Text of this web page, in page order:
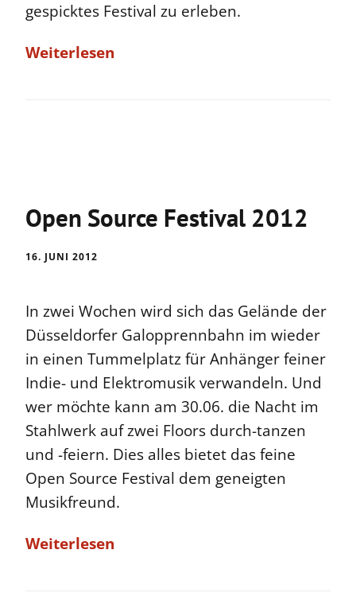
gespicktes Festival zu erleben.
Weiterlesen
Open Source Festival 2012
16. JUNI 2012
In zwei Wochen wird sich das Gelände der
Düsseldorfer Galopprennbahn im wieder
in einen Tummelplatz für Anhänger feiner
Indie- und Elektromusik verwandeln. Und
wer möchte kann am 30.06. die Nacht im
Stahlwerk auf zwei Floors durch-tanzen
und -feiern. Dies alles bietet das feine
Open Source Festival dem geneigten
Musikfreund.
Weiterlesen